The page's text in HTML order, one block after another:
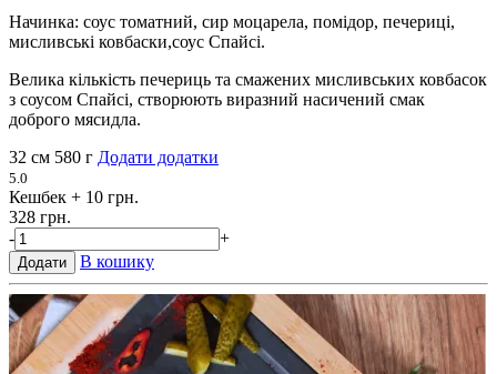
Начинка: соус томатний, сир моцарела, помідор, печериці,
мисливські ковбаски,соус Спайсі.
Велика кількість печериць та смажених мисливських ковбасок
з соусом Спайсі, створюють виразний насичений смак
доброго мясидла.
32 см 580 г Додати додатки
5.0
Кешбек + 10 грн.
328 грн.
-
+
Додати В кошику